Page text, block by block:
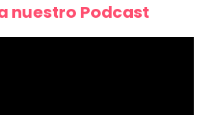
nuestro Podcast